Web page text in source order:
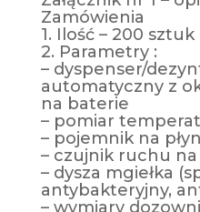
Zamówienia
1. Ilość – 200 sztuk
2. Parametry :
– dyspenser/
automatyczny z
na baterie
– pomiar
– pojemnik na
– czujnik ruchu
– dysza mgiełka
antybakteryjny,
– wymiary